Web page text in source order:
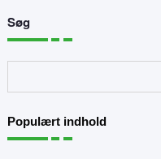
Søg
Populært indhold